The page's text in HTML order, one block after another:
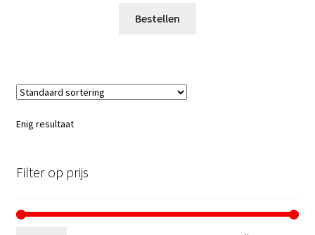
Bestellen
Enig resultaat
Filter op prijs